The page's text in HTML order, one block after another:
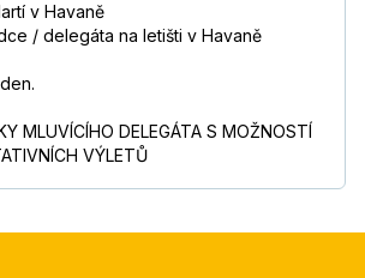
v Havaně
/ delegáta na letišti v Havaně
MLUVÍCÍHO DELEGÁTA S MOŽNOSTÍ
VÝLETŮ